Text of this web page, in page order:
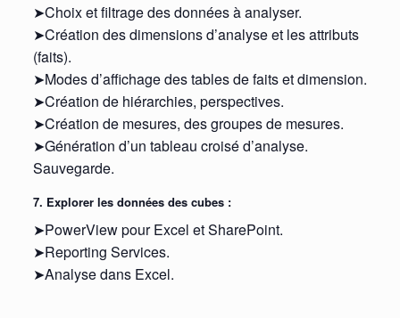
➤Choix et filtrage des données à analyser.
➤Création des dimensions d’analyse et les attributs
(faits).
➤Modes d’affichage des tables de faits et dimension.
➤Création de hiérarchies, perspectives.
➤Création de mesures, des groupes de mesures.
➤Génération d’un tableau croisé d’analyse.
Sauvegarde.
7. Explorer les données des cubes :
➤PowerView pour Excel et SharePoint.
➤Reporting Services.
➤Analyse dans Excel.